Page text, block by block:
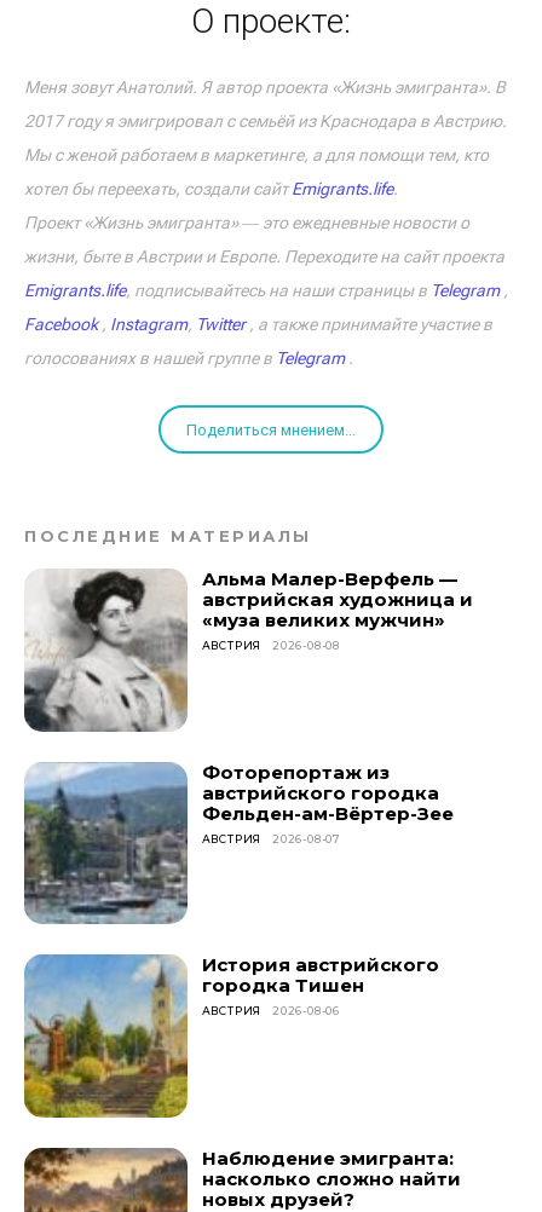
О проекте:
Меня зовут Анатолий. Я автор проекта «Жизнь эмигранта». В
2017 году я эмигрировал с семьёй из Краснодара в Австрию.
Мы с женой работаем в маркетинге, а для помощи тем, кто
хотел бы переехать, создали сайтEmigrants.life.
Проект «Жизнь эмигранта» ― это ежедневные новости о
жизни, быте в Австрии и Европе. Переходите на сайт проекта
Emigrants.life, подписывайтесь на наши страницы в Telegram,
Facebook, Instagram, Twitter, а также принимайте участие в
голосованиях в нашей группе в Telegram.
Поделиться мнением...
ПОСЛЕДНИЕ МАТЕРИАЛЫ
Альма Малер-Верфель —
австрийская художница и
«муза великих мужчин»
АВСТРИЯ 2026-08-08
Фоторепортаж из
австрийского городка
Фельден-ам-Вёртер-Зее
АВСТРИЯ 2026-08-07
История австрийского
городка Тишен
АВСТРИЯ 2026-08-06
Наблюдение эмигранта:
насколько сложно найти
новых друзей?